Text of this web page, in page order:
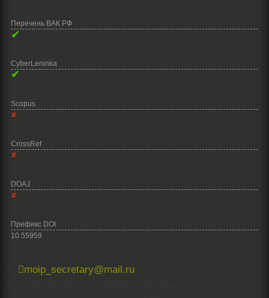
Перечень ВАК РФ
✔
CyberLeninka
✔
Scopus
✘
CrossRef
✘
DOAJ
✘
Префикс DOI
10.55959
moip_secretary@mail.ru